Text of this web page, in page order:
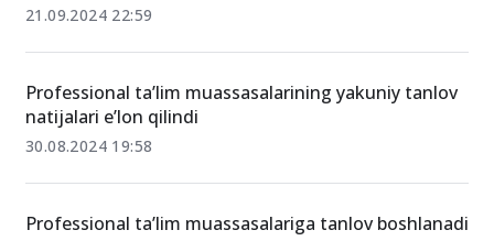
21.09.2024 22:59
Professional ta’lim muassasalarining yakuniy tanlov
natijalari e’lon qilindi
30.08.2024 19:58
Professional ta’lim muassasalariga tanlov boshlanadi